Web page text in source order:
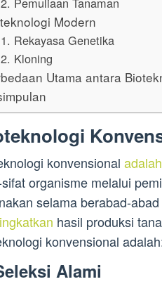
Modern
1. Rekayasa Genetika
2. Kloning
Utama antara
konvensional
organisme melalui
selama berabad-
hasil produksi
konvensional
Alami